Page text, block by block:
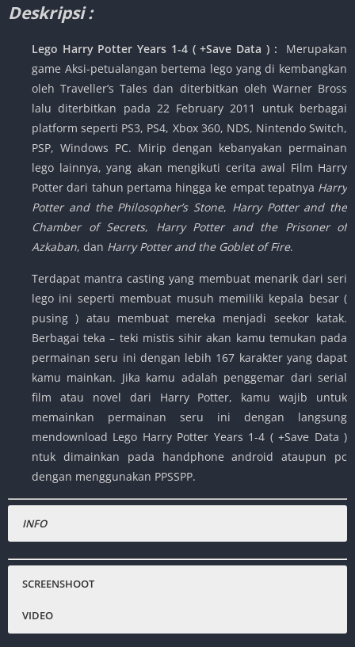
Deskripsi :
Lego Harry Potter Years 1-4 ( +Save Data ) :
Merupakan
game Aksi-petualangan bertema lego yang di kembangkan
oleh Traveller’s Tales dan diterbitkan oleh Warner Bross
lalu diterbitkan pada 22 February 2011 untuk berbagai
platform seperti PS3, PS4, Xbox 360, NDS, Nintendo Switch,
PSP, Windows PC. Mirip dengan kebanyakan permainan
lego lainnya, yang akan mengikuti cerita awal Film Harry
Potter dari tahun pertama hingga ke empat tepatnya Harry
Potter and the Philosopher’s Stone, Harry Potter and the
Chamber of Secrets, Harry Potter and the Prisoner of
Azkaban, dan Harry Potter and the Goblet of Fire.
Terdapat mantra casting yang membuat menarik dari seri
lego ini seperti membuat musuh memiliki kepala besar (
pusing ) atau membuat mereka menjadi seekor katak.
Berbagai teka – teki mistis sihir akan kamu temukan pada
permainan seru ini dengan lebih 167 karakter yang dapat
kamu mainkan. Jika kamu adalah penggemar dari serial
film atau novel dari Harry Potter, kamu wajib untuk
memainkan permainan seru ini dengan langsung
mendownload Lego Harry Potter Years 1-4 ( +Save Data )
ntuk dimainkan pada handphone android ataupun pc
dengan menggunakan PPSSPP.
INFO
Emulator :
SCREENSHOOT
VIDEO